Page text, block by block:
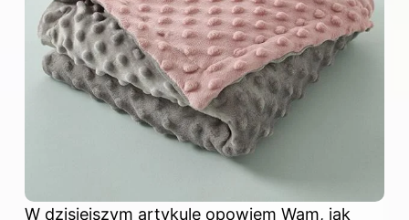
W dzisiejszym artykule opowiem Wam, jak